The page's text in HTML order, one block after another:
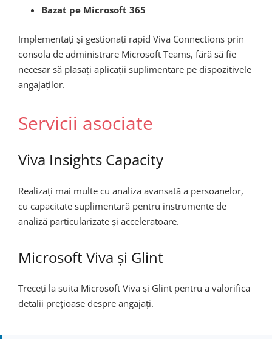
Bazat pe Microsoft 365
Implementați și gestionați rapid Viva Connections prin
consola de administrare Microsoft Teams, fără să fie
necesar să plasați aplicații suplimentare pe dispozitivele
angajaților.
Servicii asociate
Viva Insights Capacity
Realizați mai multe cu analiza avansată a persoanelor,
cu capacitate suplimentară pentru instrumente de
analiză particularizate și acceleratoare.
Microsoft Viva și Glint
Treceți la suita Microsoft Viva și Glint pentru a valorifica
detalii prețioase despre angajați.